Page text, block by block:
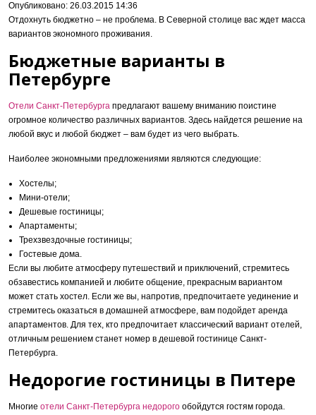
Опубликовано: 26.03.2015 14:36
Отдохнуть бюджетно – не проблема. В Северной столице вас ждет масса
вариантов экономного проживания.
Бюджетные варианты в
Петербурге
Отели Санкт-Петербурга предлагают вашему вниманию поистине
огромное количество различных вариантов. Здесь найдется решение на
любой вкус и любой бюджет – вам будет из чего выбрать.
Наиболее экономными предложениями являются следующие:
Хостелы;
Мини-отели;
Дешевые гостиницы;
Апартаменты;
Трехзвездочные гостиницы;
Гостевые дома.
Если вы любите атмосферу путешествий и приключений, стремитесь
обзавестись компанией и любите общение, прекрасным вариантом
может стать хостел. Если же вы, напротив, предпочитаете уединение и
стремитесь оказаться в домашней атмосфере, вам подойдет аренда
апартаментов. Для тех, кто предпочитает классический вариант отелей,
отличным решением станет номер в дешевой гостинице Санкт-
Петербурга.
Недорогие гостиницы в Питере
Многиеотели Санкт-Петербурга недорого обойдутся гостям города.